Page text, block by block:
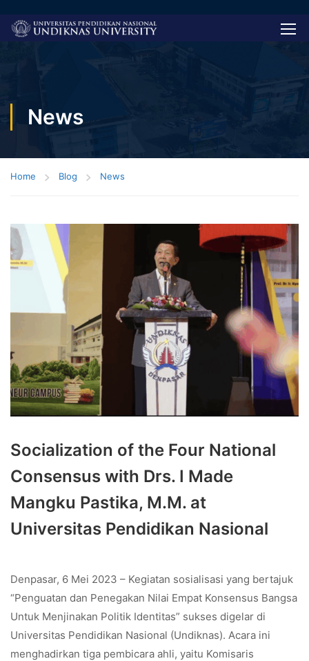
News
Home Blog News
Socialization of the Four National
Consensus with Drs. I Made
Mangku Pastika, M.M. at
Universitas Pendidikan Nasional
Denpasar, 6 Mei 2023 – Kegiatan sosialisasi yang bertajuk
“Penguatan dan Penegakan Nilai Empat Konsensus Bangsa
Untuk Menjinakan Politik Identitas” sukses digelar di
Universitas Pendidikan Nasional (Undiknas). Acara ini
menghadirkan tiga pembicara ahli, yaitu Komisaris